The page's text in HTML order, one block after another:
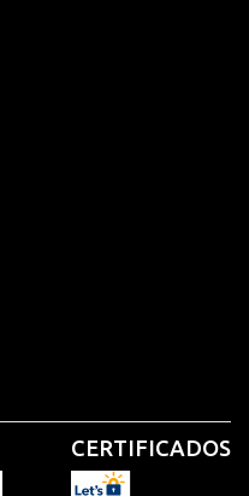
CERTIFICADOS